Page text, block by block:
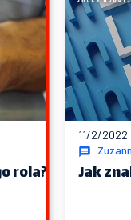
rola?
11/2/2022
Jak